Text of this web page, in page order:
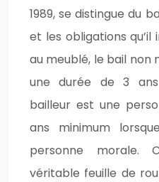
1989, se distingue du
et les obligations
au meublé, le bail non
une durée de 3
bailleur est une
ans minimum
personne
véritable feuille de